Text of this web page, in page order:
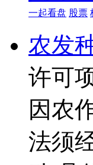
一起看盘 股票
农发
许可
因农
法须